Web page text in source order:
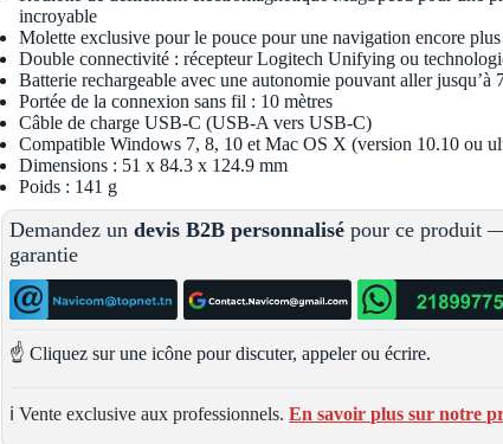
incroyable
Molette exclusive pour le pouce pour une navigation encore
Double connectivité : récepteur Logitech Unifying ou
Batterie rechargeable avec une autonomie pouvant aller jusqu’à
Portée de la connexion sans fil : 10 mètres
Câble de charge USB-C (USB-A vers USB-C)
Compatible Windows 7, 8, 10 et Mac OS X (version 10.10 ou
Dimensions : 51 x 84.3 x 124.9 mm
Poids : 141 g
Demandez undevis B2B personnalisé pour ce produit
garantie
☝️ Cliquez sur une icône pour discuter, appeler ou écrire.
ℹ️ Vente exclusive aux professionnels.En savoir plus sur notre